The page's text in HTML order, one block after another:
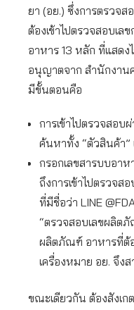
ยา (อย.) ซึ่งการตรวจ
ต้องเข้าไปตรวจสอบเล
อาหาร 13 หลัก ที่แสด
อนุญาตจาก สำนักงาน
มีขั้นตอนคือ
การเข้าไปตรวจสอบ
ค้นหาทั้ง “ตัวสินค้า”
กรอกเลขสารบบอา
ถึงการเข้าไปตรวจส
ที่มีชื่อว่า LINE
“ตรวจสอบเลขผลิต
ผลิตภัณฑ์ อาหารที่ต้
เครื่องหมาย อย. จึง
ขณะเดียวกัน ต้องสังเ